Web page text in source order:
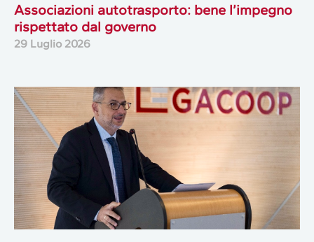
Associazioni autotrasporto: bene l’impegno
rispettato dal governo
29 Luglio 2026